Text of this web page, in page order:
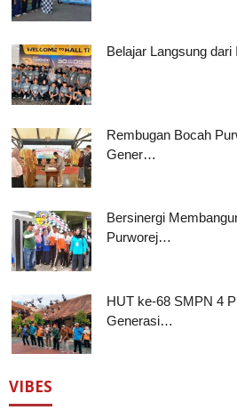
Belajar Langsung
Rembugan Bocah
Gener…
Bersinergi
Purworej…
HUT ke-68 SMPN 4
Generasi…
VIBES